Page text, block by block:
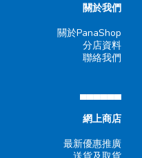
關於我們
關於PanaShop
分店資料
聯絡我們
▄▄▄▄▄▄
網上商店
最新優惠推廣